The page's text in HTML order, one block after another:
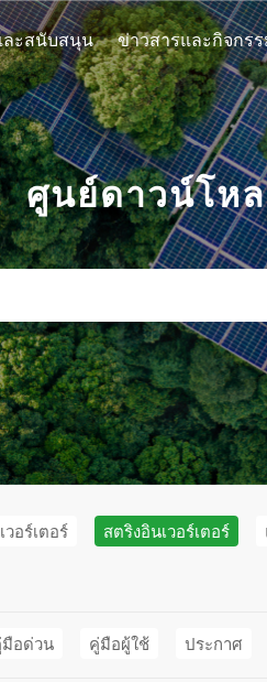
ละสนับสนุน ข่าวสารและกิจกร
ศูนย์ดาวน์โห
อร์เตอร์ สตริงอินเวอร์เตอร์
อด่วน คู่มือผู้ใช้ ประกาศ